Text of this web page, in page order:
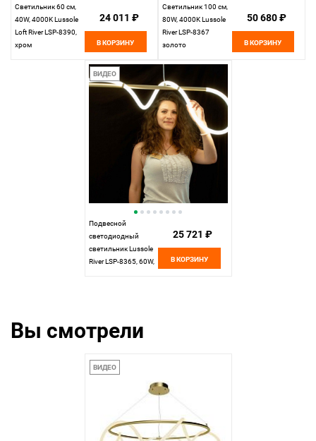
Светильник 60 см,
40W, 4000K Lussole
Loft River LSP-8390,
хром
24 011 ₽
В КОРЗИНУ
Светильник 100 см,
80W, 4000K Lussole
River LSP-8367
золото
50 680 ₽
В КОРЗИНУ
ВИДЕО
Подвесной
светодиодный
светильник Lussole
River LSP-8365, 60W,
25 721 ₽
В КОРЗИНУ
Вы смотрели
ВИДЕО